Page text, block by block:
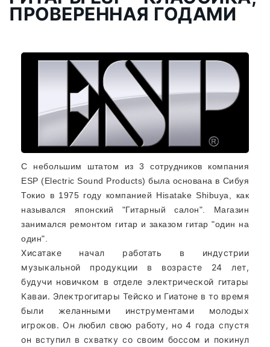
ПРОВЕРЕННАЯ ГОДАМИ
С небольшим штатом из 3 сотрудников компания
ESP (Electric Sound Products) была основана в Сибуя
Токио в 1975 году компанией Hisatake Shibuya, как
назывался японский "Гитарный салон". Магазин
занимался ремонтом гитар и заказом гитар "один на
один".
Хисатаке начал работать в индустрии
музыкальной продукции в возрасте 24 лет,
будучи новичком в отделе электрической гитары
Каваи. Электрогитары Тейско и Гиатоне в то время
были желанными инструментами молодых
игроков. Он любил свою работу, но 4 года спустя
он вступил в схватку со своим боссом и покинул